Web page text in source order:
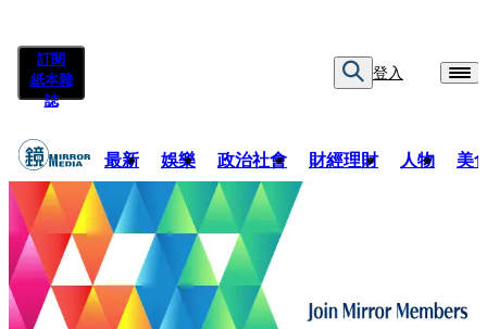
訂閱
紙本雜
誌
登入
最新 娛樂 政治社會 財經理財 人物 美